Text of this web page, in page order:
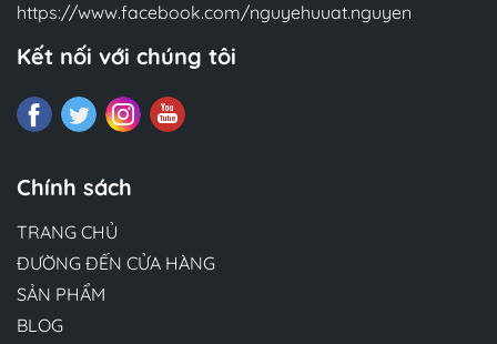
https://www.facebook.com/nguyehuuat.nguyen
Kết nối với chúng tôi
Chính sách
TRANG CHỦ
ĐƯỜNG ĐẾN CỬA HÀNG
SẢN PHẨM
BLOG